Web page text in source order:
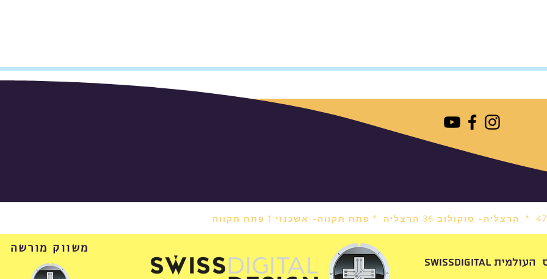
הרצליה- סוקולוב 36 הרצליה * פתח תקווה- אשכנזי 1 פתח תקווה
משווק מורשה